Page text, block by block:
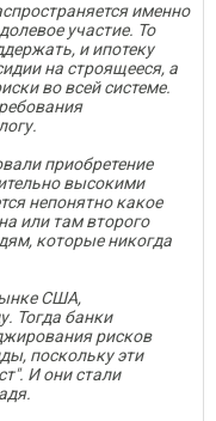
именно
участие. То
и ипотеку
на строящееся, а
во всей системе.
приобретение
высокими
непонятно какое
или там второго
которые никогда
США,
Тогда банки
рисков
поскольку эти
И они стали